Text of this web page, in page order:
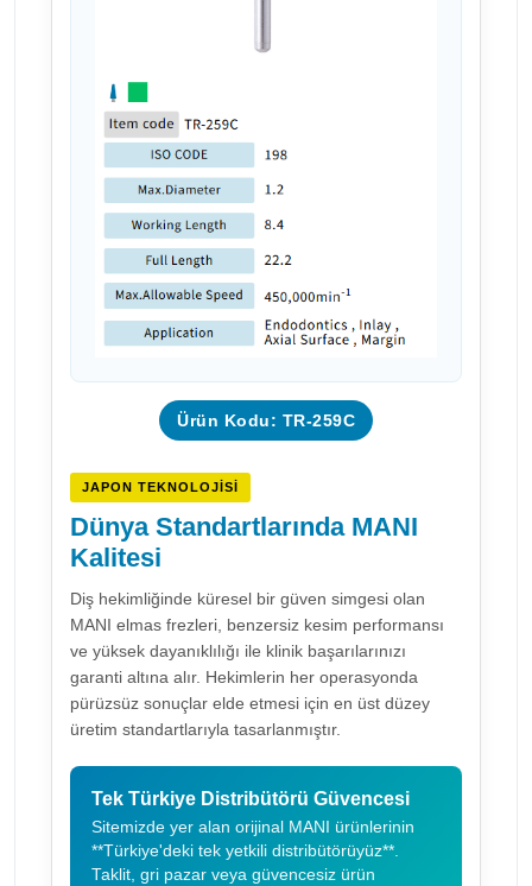
Ürün Kodu: TR-259C
JAPON TEKNOLOJISI
Dünya Standartlarında MANI
Kalitesi
Diş hekimliğinde küresel bir güven simgesi olan
MANI elmas frezleri, benzersiz kesim performansı
ve yüksek dayanıklılığı ile klinik başarılarınızı
garanti altına alır. Hekimlerin her operasyonda
pürüzsüz sonuçlar elde etmesi için en üst düzey
üretim standartlarıyla tasarlanmıştır.
Tek Türkiye Distribütörü Güvencesi
Sitemizde yer alan orijinal MANI ürünlerinin
**Türkiye'deki tek yetkili distribütörüyüz**.
Taklit, gri pazar veya güvencesiz ürün